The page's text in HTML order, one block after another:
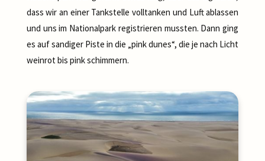
dass wir an einer Tankstelle volltanken und Luft ablassen
und uns im Nationalpark registrieren mussten. Dann ging
es auf sandiger Piste in die „pink dunes“, die je nach Licht
weinrot bis pink schimmern.